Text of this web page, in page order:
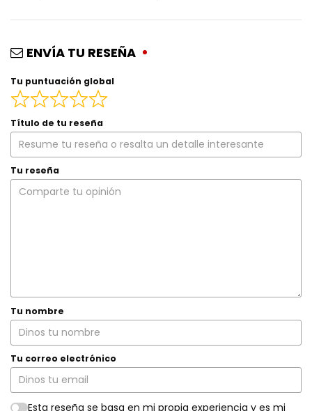
ENVÍA TU RESEÑA
Tu puntuación global
Título de tu reseña
Tu reseña
Tu nombre
Tu correo electrónico
Esta reseña se basa en mi propia experiencia y es mi